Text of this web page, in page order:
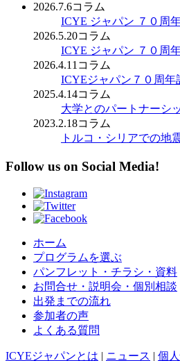
2026.7.6コラム
ICYE ジャパン ７０周
2026.5.20コラム
ICYE ジャパン ７０周
2026.4.11 コラム
ICYEジャパン７０周年
2025.4.14コラム
大学とのパートナーシ
2023.2.18コラム
トルコ・シリアでの地
Follow us on Social Media!
ホーム
プログラムを選ぶ
パンフレット・チラシ・資料
お問合せ・説明会・個別相談
出発までの流れ
参加者の声
よくある質問
ICYEジャパンとは | ニュース | 個